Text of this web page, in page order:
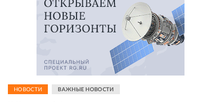
НОВОСТИ ВАЖНЫЕ НОВОСТИ